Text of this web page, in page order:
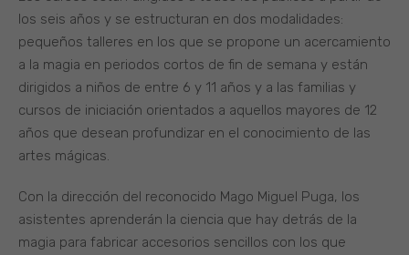
los seis años y se estructuran en dos modalidades:
pequeños talleres en los que se propone un acercamiento
a la magia en periodos cortos de fin de semana y están
dirigidos a niños de entre 6 y 11 años y a las familias y
cursos de iniciación orientados a aquellos mayores de 12
años que desean profundizar en el conocimiento de las
artes mágicas.
Con la dirección del reconocido Mago Miguel Puga, los
asistentes aprenderán la ciencia que hay detrás de la
magia para fabricar accesorios sencillos con los que